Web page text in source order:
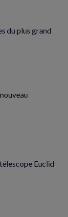
du plus grand
Euclid